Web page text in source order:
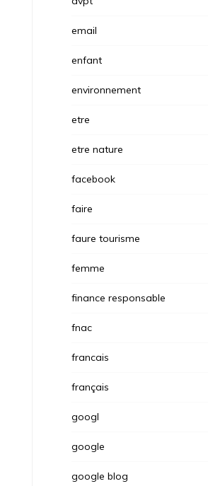
email
enfant
environnement
etre
etre nature
facebook
faire
faure tourisme
femme
finance responsable
fnac
francais
français
googl
google
google blog